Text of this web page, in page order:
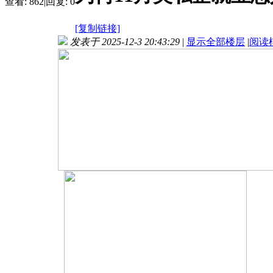
[复制链接]
发表于 2025-12-3 20:43:29 | 显示全部楼层 |阅读